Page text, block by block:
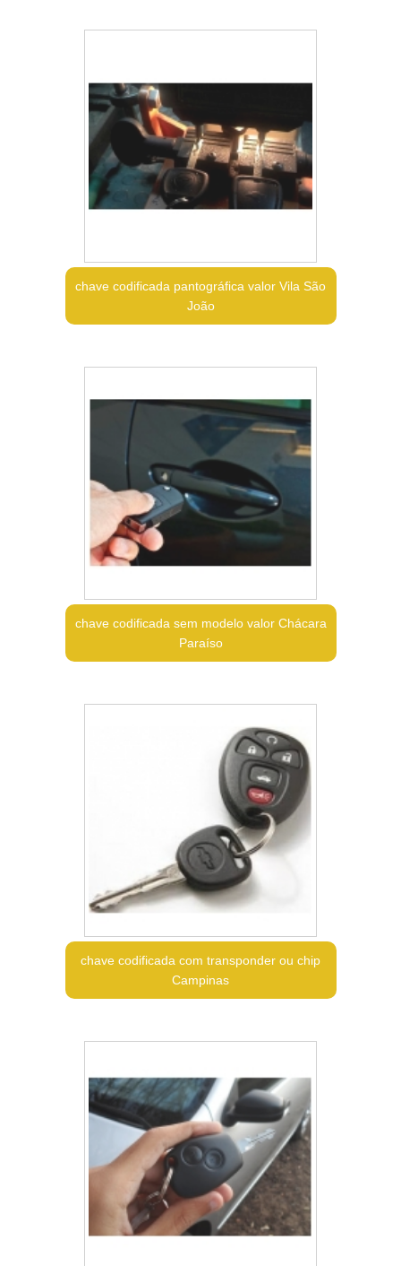
chave codificada pantográfica valor Vila São
João
chave codificada sem modelo valor Chácara
Paraíso
chave codificada com transponder ou chip
Campinas